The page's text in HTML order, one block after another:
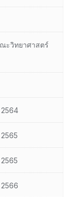
ะวิทยาศาสตร์